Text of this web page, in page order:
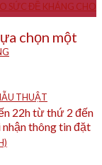
SỨC ĐỀ KHÁNG CHO
THUẬT
chọn một
22h từ thứ 2 đến
nhận thông tin đặt